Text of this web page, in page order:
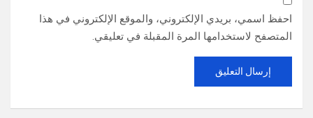
احفظ اسمي، بريدي الإلكتروني، والموقع الإلكتروني في هذا
المتصفح لاستخدامها المرة المقبلة في تعليقي.